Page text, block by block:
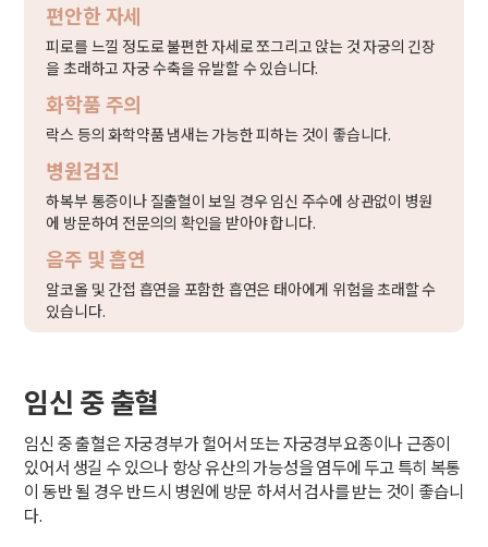
편안한 자세
피로를 느낄 정도로 불편한 자세로 쪼그리고 앉는 것 자궁의 긴장
을 초래하고 자궁 수축을 유발할 수 있습니다.
화학품 주의
락스 등의 화학약품 냄새는 가능한 피하는 것이 좋습니다.
병원검진
하복부 통증이나 질출혈이 보일 경우 임신 주수에 상관없이 병원
에 방문하여 전문의의 확인을 받아야 합니다.
음주 및 흡연
알코올 및 간접 흡연을 포함한 흡연은 태아에게 위험을 초래할 수
있습니다.
임신 중 출혈
임신 중 출혈은 자궁경부가 헐어서 또는 자궁경부요종이나 근종이
있어서 생길 수 있으나 항상 유산의 가능성을 염두에 두고 특히 복통
이 동반 될 경우 반드시 병원에 방문 하셔서 검사를 받는 것이 좋습니
다.